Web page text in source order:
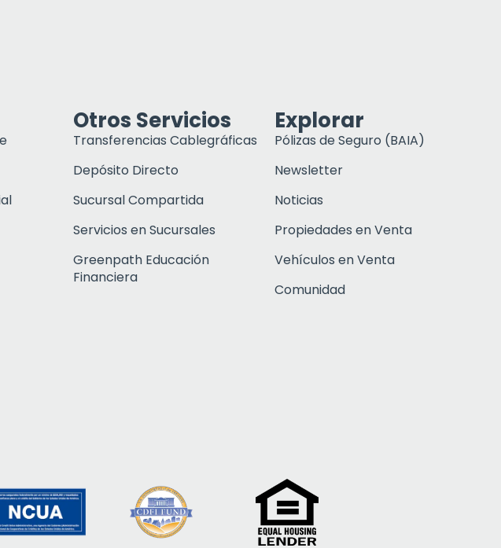
Otros Servicios
Transferencias Cablegráficas
Depósito Directo
Sucursal Compartida
Servicios en Sucursales
Greenpath Educación
Financiera
Explorar
Pólizas de Seguro (BAIA)
Newsletter
Noticias
Propiedades en Venta
Vehículos en Venta
Comunidad